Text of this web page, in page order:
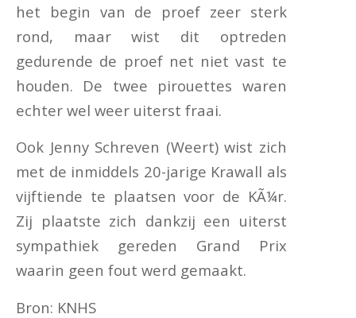
het begin van de proef zeer sterk
rond, maar wist dit optreden
gedurende de proef net niet vast te
houden. De twee pirouettes waren
echter wel weer uiterst fraai.
Ook Jenny Schreven (Weert) wist zich
met de inmiddels 20-jarige Krawall als
vijftiende te plaatsen voor de KÃ¼r.
Zij plaatste zich dankzij een uiterst
sympathiek gereden Grand Prix
waarin geen fout werd gemaakt.
Bron: KNHS